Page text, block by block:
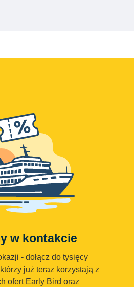
w kontakcie
- dołącz do tysięcy
już teraz korzystają z
ofert Early Bird oraz